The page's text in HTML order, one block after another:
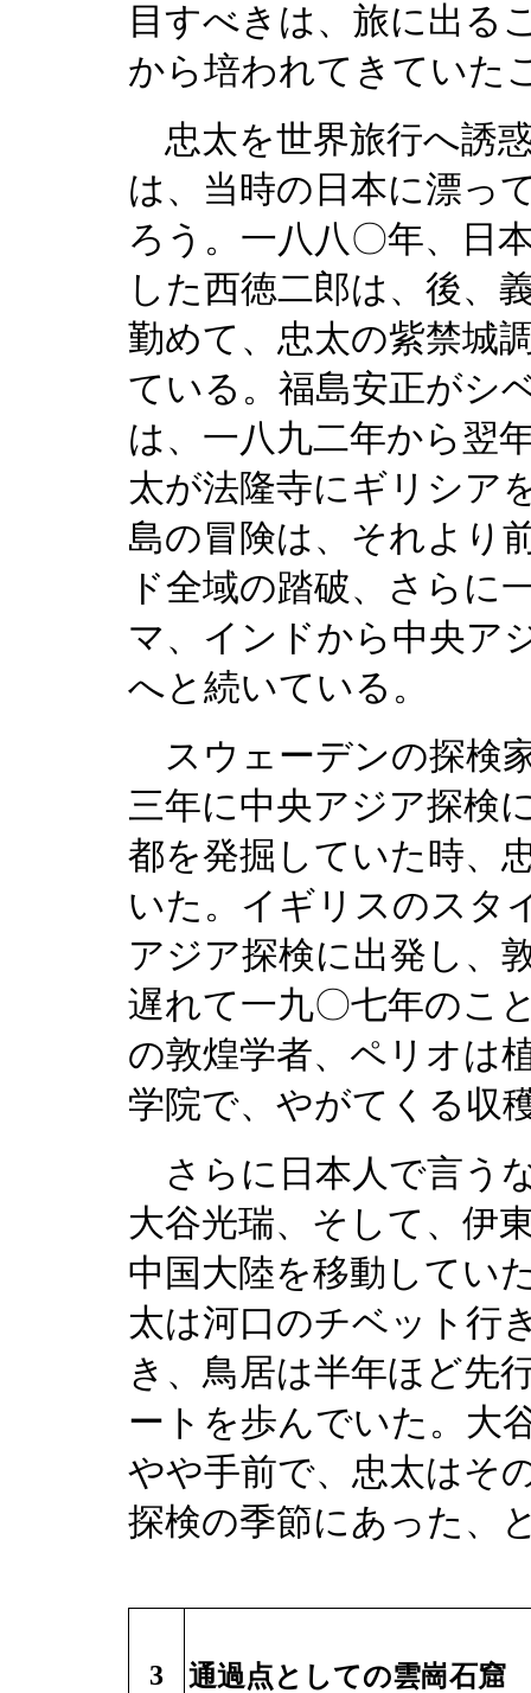
目すべきは、旅に出る
から培われてきていた
忠太を世界旅行へ誘
は、当時の日本に漂っ
ろう。一八八〇年、日
した西徳二郎は、後、
勤めて、忠太の紫禁城
ている。福島安正がシ
は、一八九二年から翌
太が法隆寺にギリシア
島の冒険は、それより
ド全域の踏破、さらに
マ、インドから中央ア
へと続いている。
スウェーデンの探検
三年に中央アジア探検
都を発掘していた時、
いた。イギリスのスタ
アジア探検に出発し、
遅れて一九〇七年のこ
の敦煌学者、ペリオは
学院で、やがてくる収
さらに日本人で言う
大谷光瑞、そして、伊
中国大陸を移動してい
太は河口のチベット行
き、鳥居は半年ほど先
ートを歩んでいた。大
やや手前で、忠太はそ
探検の季節にあった、
3 通過点としての雲崗石窟